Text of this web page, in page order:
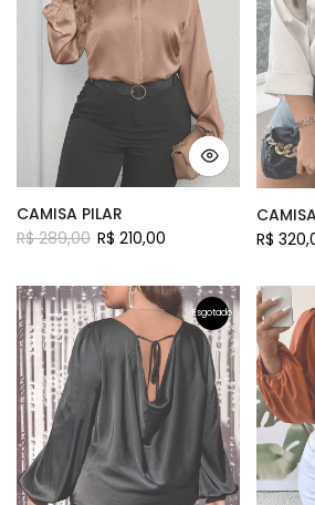
CAMISA PILAR
R$ 289,00 R$ 210,00
R$
Esgotado